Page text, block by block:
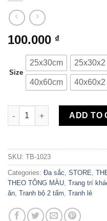
100.000 ₫
Size
25x30cm 25x30x2
40x60cm 40x60x2
Bộ 2 Tranh Canvas Hoa
ADD TO
SKU: TB-1023
Categories: Đa sắc, STORE,
THEO TÔNG MÀU, Trang trí
ăn, Tranh bộ 2 tấm, Tranh lẻ